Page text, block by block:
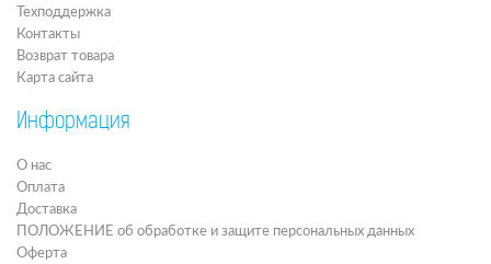
Техподдержка
Контакты
Возврат товара
Карта сайта
Информация
О нас
Оплата
Доставка
ПОЛОЖЕНИЕ об обработке и защите персональных данных
Оферта